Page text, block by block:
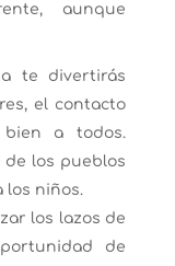
aunque
te divertirás
el contacto
a todos.
los pueblos
los niños.
los lazos de
de